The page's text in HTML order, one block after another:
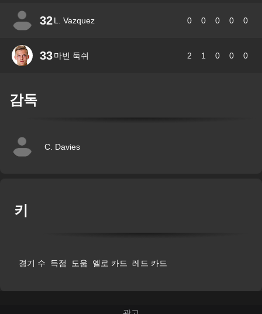
32L. Vazquez 0 0 0 0 0
33마빈 둑쉬 2 1 0 0 0
감독
C. Davies
키
경기 수 득점 도움 옐로 카드 레드 카드